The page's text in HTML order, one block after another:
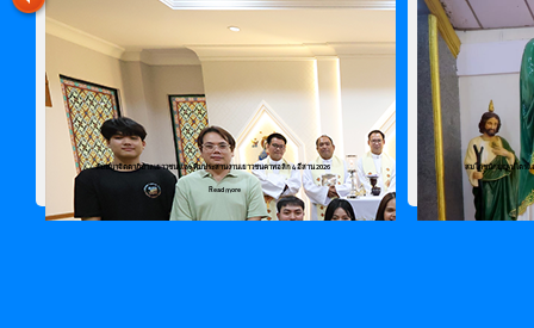
สัมมนาจิตตาภิบาลเยาวชน และ ทีมประสานงานเยาวชนคาทอลิก 4 อีสาน 2026
Read more
สมโภชนักบุญเปโตรแ